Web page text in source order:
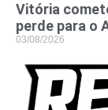
Vitória
perde para o
03/08/2026